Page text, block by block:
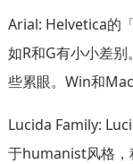
Arial: Helvetica的
如R和G有小小差
些累眼。Win和
Lucida Family:
于humanist风格，